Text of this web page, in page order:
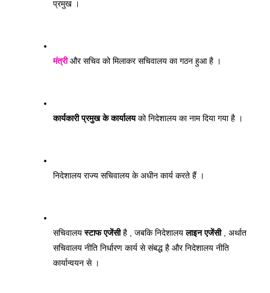
प्रमुख ।
मंत्री और सचिव को मिलाकर सचिवालय का गठन हुआ है ।
कार्यकारी प्रमुख के कार्यालय को निदेशालय का नाम दिया गया है ।
निदेशालय राज्य सचिवालय के अधीन कार्य करते हैं ।
सचिवालय स्टाफ एजेंसी है , जबकि निदेशालय लाइन एजेंसी , अर्थात
सचिवालय नीति निर्धारण कार्य से संबद्ध है और निदेशालय नीति
कार्यान्वयन से ।